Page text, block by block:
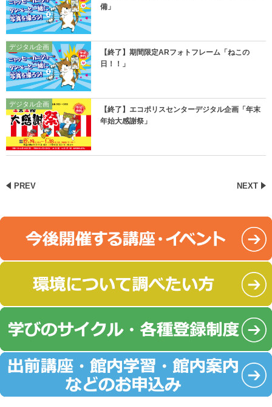
備」
デジタル企画
【終了】期間限定ARフォトフレーム「ねこの
日！！」
デジタル企画
【終了】エコポリスセンターデジタル企画「年末
年始大感謝祭」
PREV NEXT